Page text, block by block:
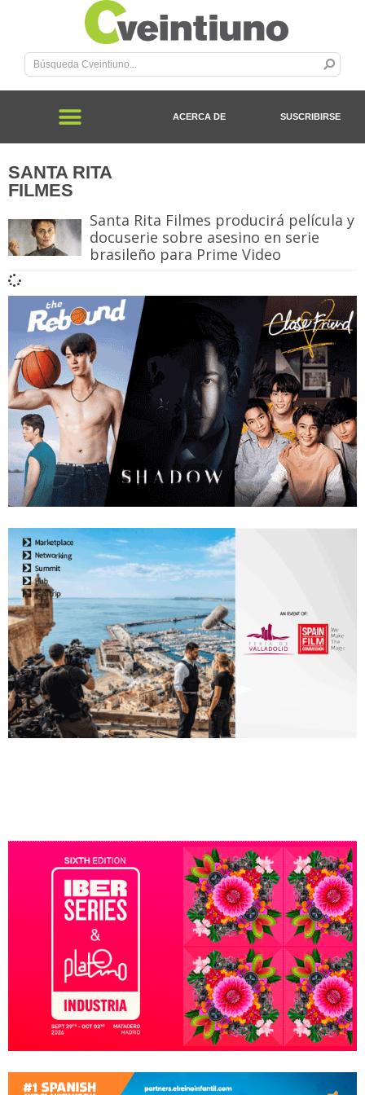
ACERCA DE SUSCRIBIRSE
SANTA RITA
FILMES
Santa Rita Filmes producirá película y
docuserie sobre asesino en serie
brasileño para Prime Video